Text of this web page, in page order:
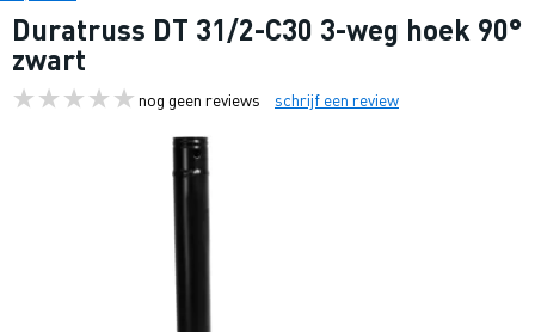
Duratruss DT 31/2-C30 3-weg hoek 90°
zwart
nog geen reviews schrijf een review